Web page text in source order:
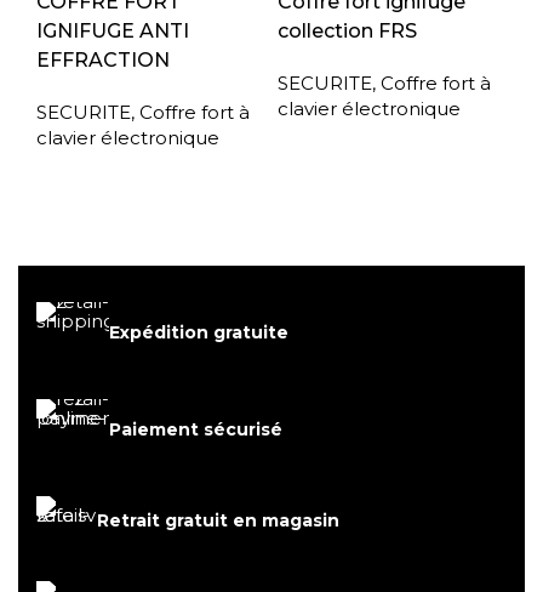
IGNIFUGE ANTI
EFFRACTION
SECURITE, Coffre fort à
clavier électronique
collection FRS
SECURITE, Coffre fort à
clavier électronique
Expédition gratuite
Paiement sécurisé
Retrait gratuit en magasin